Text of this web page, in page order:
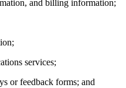
and billing information;
services;
or feedback forms; and